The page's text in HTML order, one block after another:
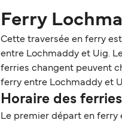
Ferry
Cette traversée en ferry
entre Lochmaddy et Uig.
ferries changent peuvent
ferry entre Lochmaddy et
Horaire des
Le premier départ en ferry